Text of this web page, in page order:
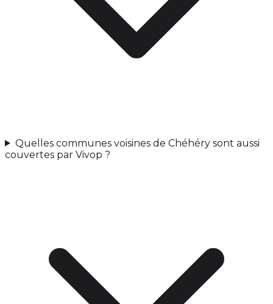
Quelles communes voisines de Chéhéry sont aussi
couvertes par Vivop ?